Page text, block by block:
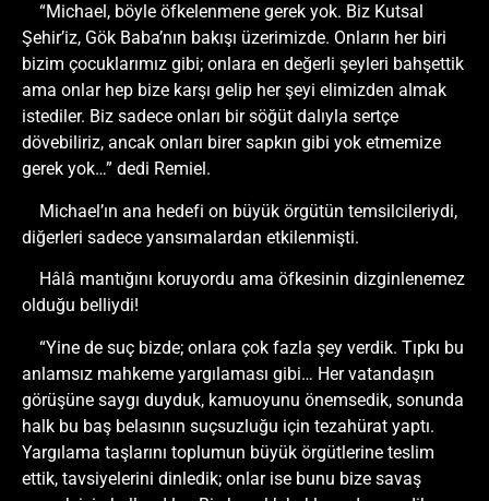
“Michael, böyle öfkelenmene gerek yok. Biz Kutsal
Şehir’iz, Gök Baba’nın bakışı üzerimizde. Onların her biri
bizim çocuklarımız gibi; onlara en değerli şeyleri bahşettik
ama onlar hep bize karşı gelip her şeyi elimizden almak
istediler. Biz sadece onları bir söğüt dalıyla sertçe
dövebiliriz, ancak onları birer sapkın gibi yok etmemize
gerek yok…” dedi Remiel.
Michael’ın ana hedefi on büyük örgütün temsilcileriydi,
diğerleri sadece yansımalardan etkilenmişti.
Hâlâ mantığını koruyordu ama öfkesinin dizginlenemez
olduğu belliydi!
“Yine de suç bizde; onlara çok fazla şey verdik. Tıpkı bu
anlamsız mahkeme yargılaması gibi… Her vatandaşın
görüşüne saygı duyduk, kamuoyunu önemsedik, sonunda
halk bu baş belasının suçsuzluğu için tezahürat yaptı.
Yargılama taşlarını toplumun büyük örgütlerine teslim
ettik, tavsiyelerini dinledik; onlar ise bunu bize savaş